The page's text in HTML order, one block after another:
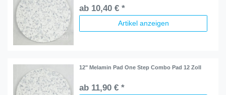
ab 10,40 € *
Artikel anzeigen
12" Melamin Pad One Step Combo Pad 12 Zoll
ab 11,90 € *